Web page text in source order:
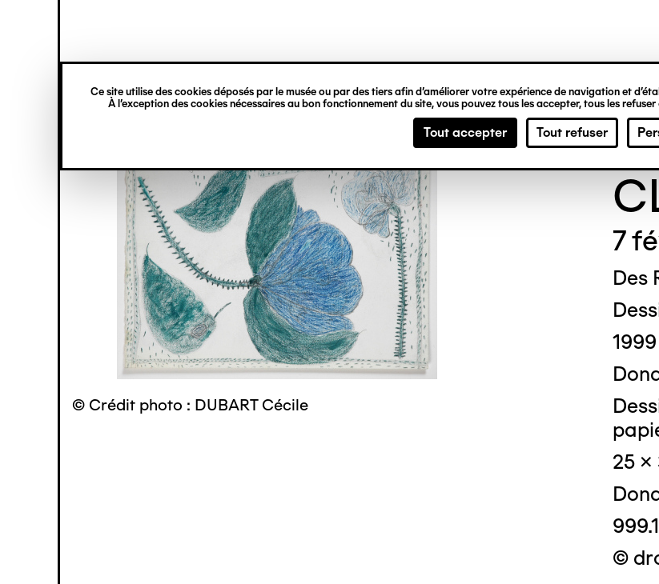
Ce site utilise des cookies déposés par le musée ou par des tiers afin d’améliorer votre expérience de navigation et
À l’exception des cookies nécessaires au bon fonctionnement du site, vous pouvez tous les accepter, tous les
Tout accepter Tout refuser
principal
verticale
© Crédit photo : DUBART Cécile
7
Des
1999
25 x
©